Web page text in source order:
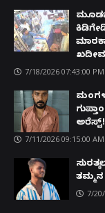
7/18/2026 07:43:00 PM
ಅರೆಸ್ಟ್!
7/11/2026 09:15:00 AM
7/